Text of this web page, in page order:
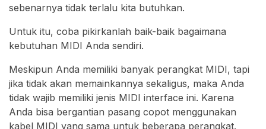
sebenarnya tidak terlalu kita butuhkan.
Untuk itu, coba pikirkanlah baik-baik bagaimana
kebutuhan MIDI Anda sendiri.
Meskipun Anda memiliki banyak perangkat MIDI, tapi
jika tidak akan memainkannya sekaligus, maka Anda
tidak wajib memiliki jenis MIDI interface ini. Karena
Anda bisa bergantian pasang copot menggunakan
kabel MIDI yang sama untuk beberapa perangkat.